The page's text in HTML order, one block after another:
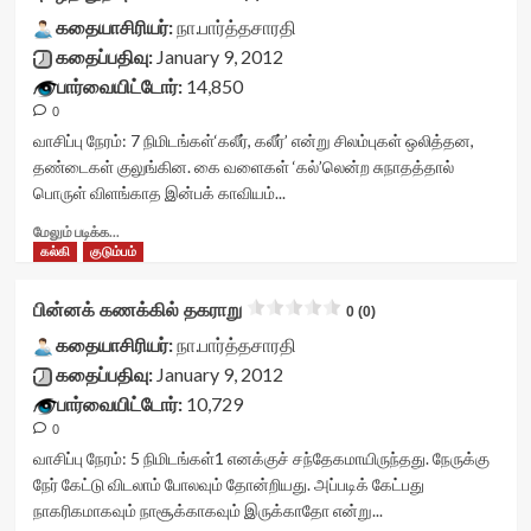
readonly='true'
data-
readonly-
attribute='true'
</div>
<span
class='yasr-
stars-
average'>0
(0)
</div>
visitor-
readonly-
rater-
data-
rating='0'
data-
rater-
data-
data-
rater-
readonly='true'
data-
readonly-
</div>
<span
class='yasr-
vv-
stars-
title-
container">
class='yasr-
stars-
title
yasr-
stars'
votes-
readonly-
64693969a5780'
data-
data-
rater-
starsize='16'
data-
கதையாசிரியர்:நா.பார்த்தசாரதி
கதைப்பதிவு:January 9, 2012
பார்வையிட்டோர்:14,850
0
வாசிப்பு நேரம்: 7 நிமிடங்கள்‘கலீர், கலீர்’ என்று சிலம்புகள் ஒலித்தன,
தண்டைகள் குலுங்கின. கை வளைகள் ‘கல்’லென்ற சுநாதத்தால்
பொருள் விளங்காத இன்பக் காவியம்...
மேலும் படிக்க...
more
புகழ்த்
துறவு<div
class="yasr-
vv-
stars-
title-
<div
class='yasr-
stars-
title
கல்கி குடும்பம்
பின்னக் கணக்கில் தகராறு 0 (0)
கதையாசிரியர்:நா.பார்த்தசாரதி
கதைப்பதிவு:January 9, 2012
பார்வையிட்டோர்:10,729
0
வாசிப்பு நேரம்: 5 நிமிடங்கள்1 எனக்குச் சந்தேகமாயிருந்தது. நேருக்கு
நேர் கேட்டு விடலாம் போலவும் தோன்றியது. அப்படிக் கேட்பது
நாகரிகமாகவும் நாசூக்காகவும் இருக்காதோ என்று...